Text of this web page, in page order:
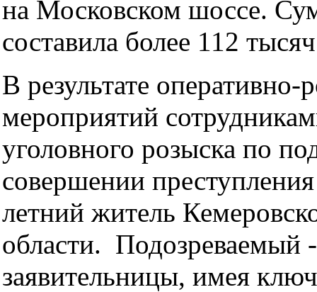
на Московском шоссе.
составила более 112
В результате
мероприятий
уголовного розыска по
совершении
летний житель
области. Подозреваемый
заявительницы, имея